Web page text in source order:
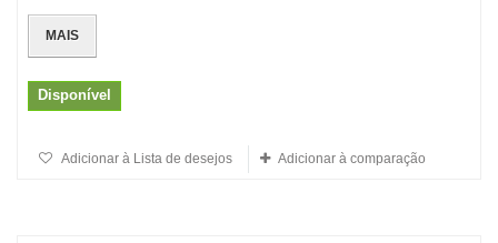
MAIS
Disponível
Adicionar à Lista de desejos Adicionar à comparação